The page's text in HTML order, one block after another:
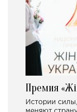
Премия
Истории